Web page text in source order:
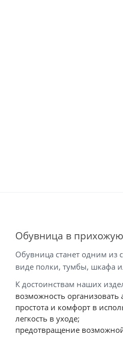
Обувница в
Обувница станет одним из
виде полки, тумбы, шкафа
К достоинствам наших
возможность
простота и комфорт в
легкость в уходе;
предотвращение